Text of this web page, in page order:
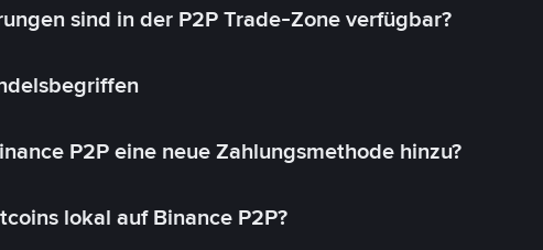
sind in der P2P Trade-Zone verfügbar?
P2P eine neue Zahlungsmethode hinzu?
lokal auf Binance P2P?